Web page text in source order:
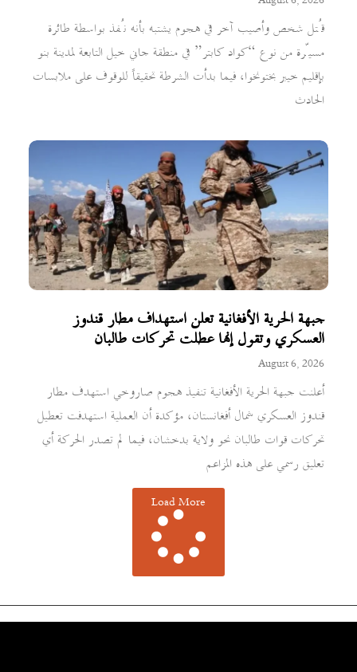
قُتل شخص وأصيب آخر في هجوم يشتبه بأنه نُفذ بواسطة طائرة
مسيّرة من نوع “كواد كابتر” في منطقة جاني خيل التابعة لمدينة بنو
بإقليم خيبر بختونخوا، فيما بدأت الشرطة تحقيقاً للوقوف على ملابسات
الحادث
جبهة الحرية الأفغانية تعلن استهداف مطار قندوز
العسكري وتقول إنها عطلت تحركات طالبان
August 6, 2026
أعلنت جبهة الحرية الأفغانية تنفيذ هجوم صاروخي استهدف مطار
قندوز العسكري شمال أفغانستان، مؤكدة أن العملية استهدفت تعطيل
تحركات قوات طالبان نحو ولاية بدخشان، فيما لم تصدر الحركة أي
تعليق رسمي على هذه المزاعم
Load More